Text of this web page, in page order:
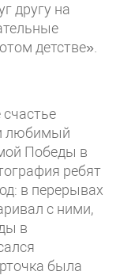
другу на
детстве».
любимый
Победы в
ребят
в перерывах
с ними,
в
была